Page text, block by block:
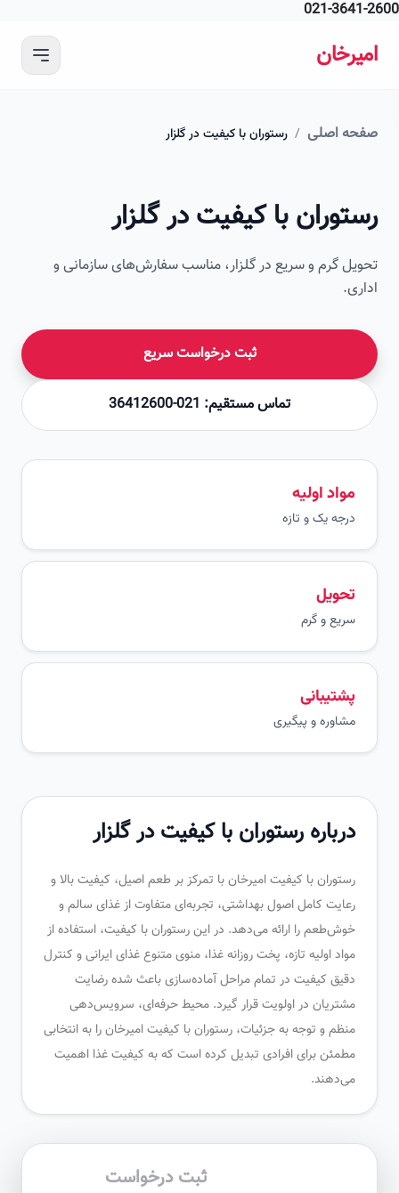
021-
اصلی / رستوران با کیفیت در گلزار
با کیفیت در گلزار
گرم و سریع در گلزار، مناسب سفارش‌های سازمانی و
ثبت درخواست سریع
تماس مستقیم: 021-36412600
مواد اولیه
درجه یک و تازه
سریع و گرم
پشتیبانی
مشاوره و پیگیری
تصویر این صفحه به زودی اضافه می‌شود
درباره رستوران با کیفیت در گلزار
رستوران با کیفیت امیرخان با تمرکز بر طعم اصیل، کیفیت بالا و
رعایت کامل اصول بهداشتی، تجربه‌ای متفاوت از غذای سالم و
خوش‌طعم را ارائه می‌دهد. در این رستوران با کیفیت، استفاده از
مواد اولیه تازه، پخت روزانه غذا، منوی متنوع غذای ایرانی و کنترل
دقیق کیفیت در تمام مراحل آماده‌سازی باعث شده رضایت
مشتریان در اولویت قرار گیرد. محیط حرفه‌ای، سرویس‌دهی
منظم و توجه به جزئیات، رستوران با کیفیت امیرخان را به انتخابی
مطمئن برای افرادی تبدیل کرده است که به کیفیت غذا اهمیت
می‌دهند.
ثبت درخواست